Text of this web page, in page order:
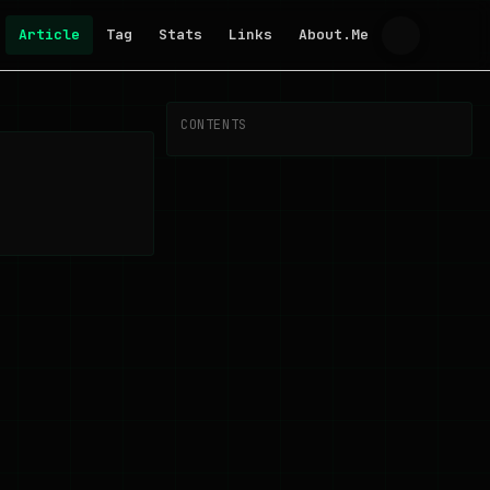
Article Tag Stats Links About.Me
CONTENTS